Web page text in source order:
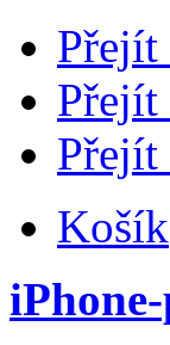
Přejít
Přejít
Přejít
Košík